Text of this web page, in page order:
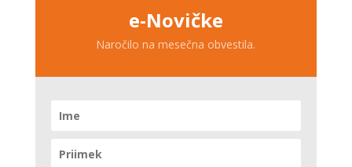
e-Novičke
Naročilo na mesečna obvestila.